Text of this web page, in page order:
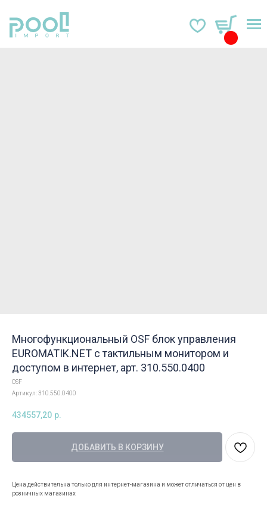
Многофункциональный OSF блок управления
EUROMATIK.NET с тактильным монитором и
доступом в интернет, арт. 310.550.0400
OSF
Артикул:310.550.0400
434557,20 р.
ДОБАВИТЬ В КОРЗИНУ
Цена действительна только для интернет-магазина и может отличаться от цен в
розничных магазинах